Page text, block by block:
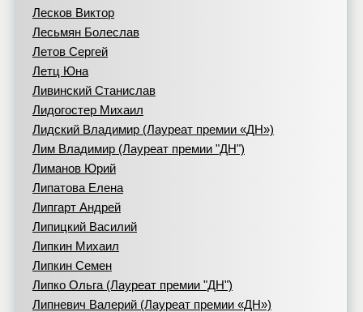
Лесков Виктор
Лесьмян Болеслав
Летов Сергей
Летц Юна
Ливинский Станислав
Лидогостер Михаил
Лидский Владимир (Лауреат премии «ДН»)
Лим Владимир (Лауреат премии "ДН")
Лиманов Юрий
Липатова Елена
Липгарт Андрей
Липицкий Василий
Липкин Михаил
Липкин Семен
Липко Ольга (Лауреат премии "ДН")
Липневич Валерий (Лауреат премии «ДН»)